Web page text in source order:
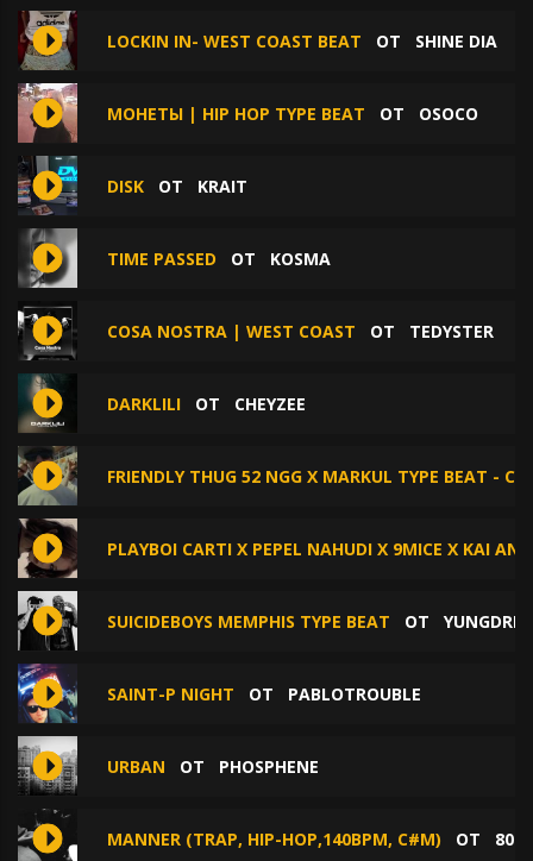
LOCKIN IN- WEST COAST BEAT ОТ SHINE DIA
МОНЕТЫ | HIP HOP TYPE BEAT ОТ OSOCO
DISK ОТ KRAIT
TIME PASSED ОТ KOSMA
COSA NOSTRA | WEST COAST ОТ TEDYSTER
DARKLILI ОТ CHEYZEE
FRIENDLY THUG 52 NGG X MARKUL TYPE BEAT -
PLAYBOI CARTI X PEPEL NAHUDI X 9MICE X KAI
SUICIDEBOYS MEMPHIS TYPE BEAT ОТ
SAINT-P NIGHT ОТ PABLOTROUBLE
URBAN ОТ PHOSPHENE
MANNER (TRAP, HIP-HOP,140BPM, С#M) ОТ 808